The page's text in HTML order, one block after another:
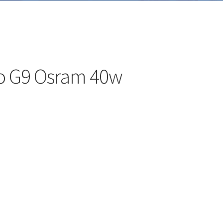
Osram 40w